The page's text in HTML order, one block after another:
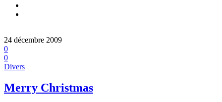
24 décembre 2009
0
0
Divers
Merry Christmas